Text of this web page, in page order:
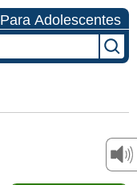
Para Adolescentes